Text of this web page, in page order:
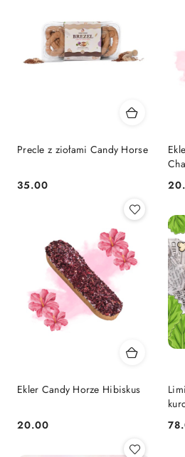
Precle z ziołami Candy Horse
Cena:
35.00
Ekler Candy Horze Hibiskus
Cena:
20.00